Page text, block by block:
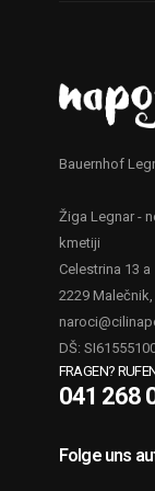
Bauernhof
Žiga Legnar -
kmetiji
Celestrina 13 a
2229
DŠ:
FRAGEN?
041 268
Folge uns